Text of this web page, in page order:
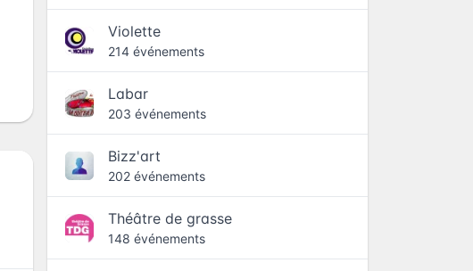
Violette
214 événements
Labar
203 événements
Bizz'art
202 événements
Théâtre de grasse
148 événements